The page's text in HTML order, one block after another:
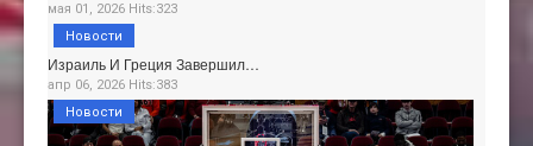
мая 01, 2026 Hits:323
Израиль И Греция Завершил…
апр 06, 2026 Hits:383
Новости
Новости